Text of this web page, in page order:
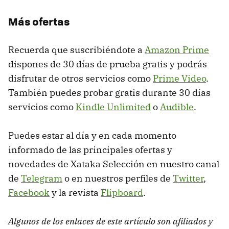
Más ofertas
Recuerda que suscribiéndote a Amazon Prime
dispones de 30 días de prueba gratis y podrás
disfrutar de otros servicios como Prime Video.
También puedes probar gratis durante 30 días
servicios como Kindle UnlimitedoAudible.
Puedes estar al día y en cada momento
informado de las principales ofertas y
novedades de Xataka Selección en nuestro canal
de Telegramo en nuestros perfiles de Twitter,
Facebooky la revista Flipboard.
Algunos de los enlaces de este artículo son afiliados y